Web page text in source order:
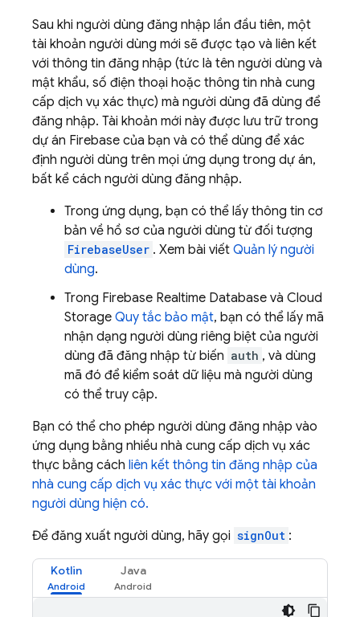
Sau khi người dùng đăng nhập lần đầu tiên, một
tài khoản người dùng mới sẽ được tạo và liên kết
với thông tin đăng nhập (tức là tên người dùng và
mật khẩu, số điện thoại hoặc thông tin nhà cung
cấp dịch vụ xác thực) mà người dùng đã dùng để
đăng nhập. Tài khoản mới này được lưu trữ trong
dự án Firebase của bạn và có thể dùng để xác
định người dùng trên mọi ứng dụng trong dự án,
bất kể cách người dùng đăng nhập.
Trong ứng dụng, bạn có thể lấy thông tin cơ
bản về hồ sơ của người dùng từ đối tượng
FirebaseUser . Xem bài viết Quản lý người
dùng.
Trong Firebase Realtime Database và Cloud
Storage Quy tắc bảo mật, bạn có thể lấy mã
nhận dạng người dùng riêng biệt của người
dùng đã đăng nhập từ biến auth , và dùng
mã đó để kiểm soát dữ liệu mà người dùng
có thể truy cập.
Bạn có thể cho phép người dùng đăng nhập vào
ứng dụng bằng nhiều nhà cung cấp dịch vụ xác
thực bằng cách liên kết thông tin đăng nhập của
nhà cung cấp dịch vụ xác thực với một tài khoản
người dùng hiện có.
Để đăng xuất người dùng, hãy gọi signOut :
Kotlin Java